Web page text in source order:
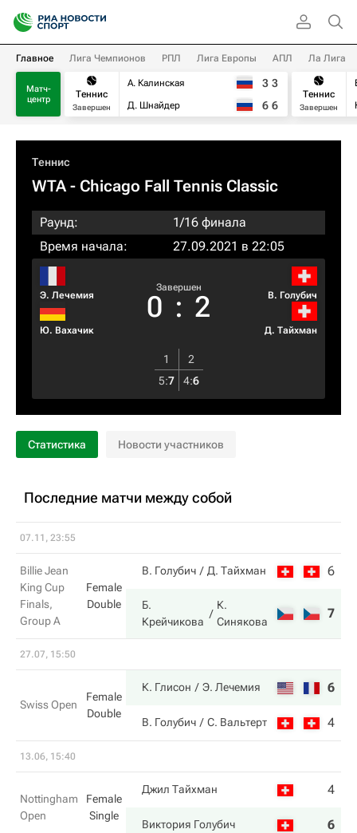
Главное Лига Чемпионов РПЛ Лига Европы АПЛ Ла Лига
Матч-
центр
Теннис
Завершен
А. Калинская
Д. Шнайдер
3 3
6 6
Теннис
Завершен
Теннис
WTA- Chicago Fall Tennis Classic
Раунд:
1/16 финала
Время начала:
27.09.2021 в 22:05
Э. Лечемия
Ю. Вахачик
Завершен
0 : 2 В. Голубич
Д. Тайхман
1
2
5:7 4:6
Статистика Новости участников
Последние матчи между собой
07.11, 23:55
Billie Jean
King Cup
Finals,
Group A
Female
Double
В. Голубич Д. Тайхман 6
Б.
Крейчикова
К.
Синякова
7
27.07, 15:50
Swiss Open
Female
Double
К. Глисон Э. Лечемия 6
В. Голубич С. Вальтерт 4
13.06, 15:40
Nottingham
Open
Female
Single
Джил Тайхман 4
Виктория Голубич 6